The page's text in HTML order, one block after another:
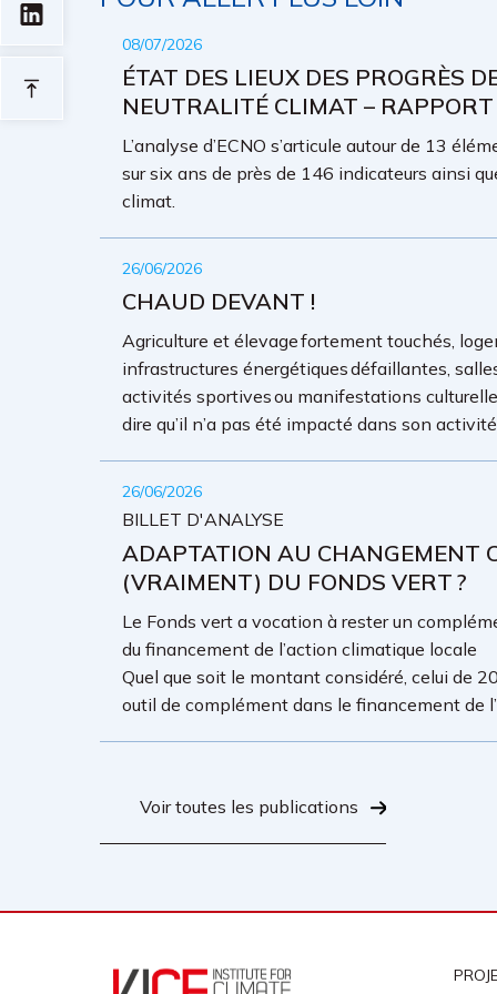
08/07/2026
ÉTAT DES LIEUX DES PROGRÈS
NEUTRALITÉ CLIMAT –
L’analyse d’ECNO s’articule autour de 13
sur six ans de près de 146 indicateurs ainsi
climat.
26/06/2026
CHAUD DEVANT !
Agriculture et élevage fortement touchés,
infrastructures énergétiques défaillantes,
activités sportives ou manifestations
dire qu’il n’a pas été impacté dans son
26/06/2026
BILLET D'ANALYSE
ADAPTATION AU CHANGEMENT
(VRAIMENT) DU FONDS VERT ?
Le Fonds vert a vocation à rester un
du financement de l’action climatique locale
Quel que soit le montant considéré, celui de
outil de complément dans le financement de
Voir toutes les publications